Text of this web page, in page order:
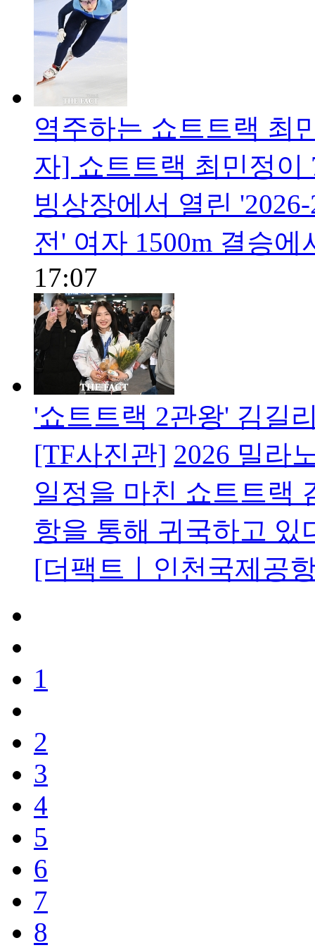
역주하는 쇼트트랙 최
자] 쇼트트랙 최민정이
빙상장에서 열린
전' 여자 1500m 결승
17:07
'쇼트트랙 2관왕' 김길
[TF사진관] 2026 밀라
일정을 마친 쇼트트랙
항을 통해 귀국하고
[더팩트ㅣ인천국제공
1
2
3
4
5
6
7
8